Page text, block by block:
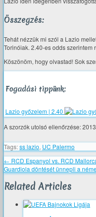
Összegzés:
Tehát nézzük mi szól a Lazio
Torinóiak. 2.40-es odds szerintem
Köszönöm, hogy olvastad! Sok
Fogadási tippünk:
Lazio győzelem | 2.40
A szorzók utolsó ellenőrzése:
Tags:ss lazio, UC Palermo
← RCD Espanyol vs. RCD
Guardiola döntését ünnepli a
Related Articles